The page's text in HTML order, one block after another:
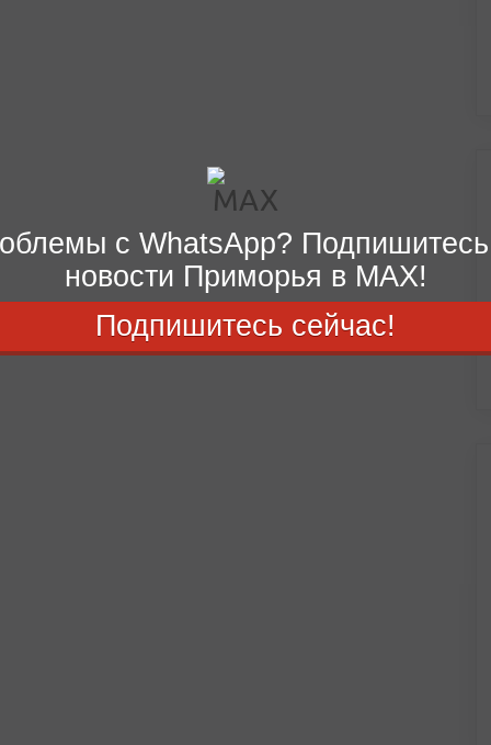
с WhatsApp?
новости Приморья в MAX!
Подпишитесь сейчас!